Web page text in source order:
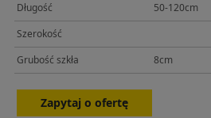
Długość
50-120cm
Szerokość
Grubość szkła
8cm
Zapytaj o ofertę